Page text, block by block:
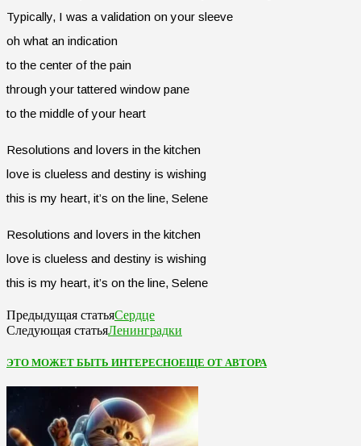
Typically, I was a validation on your sleeve
oh what an indication
to the center of the pain
through your tattered window pane
to the middle of your heart
Resolutions and lovers in the kitchen
love is clueless and destiny is wishing
this is my heart, it’s on the line, Selene
Resolutions and lovers in the kitchen
love is clueless and destiny is wishing
this is my heart, it’s on the line, Selene
Предыдущая статьяСердце
Следующая статьяЛенинградки
ЭТО МОЖЕТ БЫТЬ ИНТЕРЕСНОЕЩЕ ОТ АВТОРА